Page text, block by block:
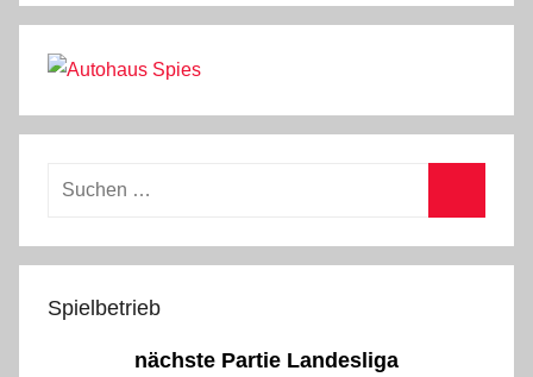
Suchen
Spielbetrieb
nächste Partie Landesliga